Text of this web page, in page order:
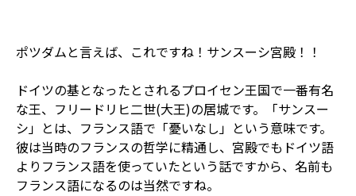
ポツダムと言えば、これですね！サンスーシ宮殿！！
ドイツの基となったとされるプロイセン王国で一番有名
な王、フリードリヒ二世(大王)の居城です。「サンスー
シ」とは、フランス語で「憂いなし」という意味です。
彼は当時のフランスの哲学に精通し、宮殿でもドイツ語
よりフランス語を使っていたという話ですから、名前も
フランス語になるのは当然ですね。